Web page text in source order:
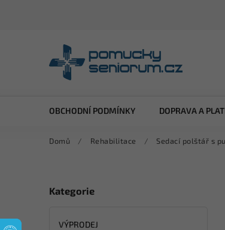
OBCHODNÍ PODMÍNKY DOPRAVA A
Domů / Rehabilitace / Sedací polštář s
Kategorie
VÝPRODEJ